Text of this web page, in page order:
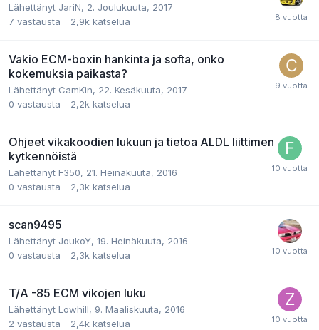
Lähettänyt JariN, 2. Joulukuuta, 2017
7 vastausta 2,9k katselua
Vakio ECM-boxin hankinta ja softa, onko
kokemuksia paikasta?
Lähettänyt CamKin, 22. Kesäkuuta, 2017
0 vastausta 2,2k katselua
Ohjeet vikakoodien lukuun ja tietoa ALDL liittimen
kytkennöistä
Lähettänyt F350, 21. Heinäkuuta, 2016
0 vastausta 2,3k katselua
scan9495
Lähettänyt JoukoY, 19. Heinäkuuta, 2016
0 vastausta 2,3k katselua
T/A -85 ECM vikojen luku
Lähettänyt Lowhill, 9. Maaliskuuta, 2016
2 vastausta 2,4k katselua